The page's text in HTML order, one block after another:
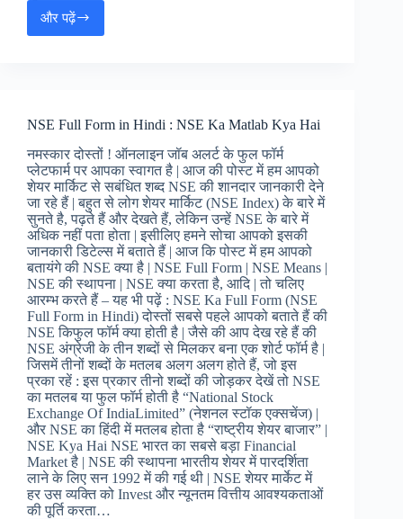
और पढ़ेंFHR
Form
Hindi
NSE Full Form in Hindi : NSE Ka Matlab Kya Hai
नमस्कार दोस्तों ! ऑनलाइन जॉब अलर्ट के फुल फॉर्म
प्लेटफार्म पर आपका स्वागत है | आज की पोस्ट में हम आपको
शेयर मार्किट से सबंधित शब्द NSE की शानदार जानकारी देने
जा रहे हैं | बहुत से लोग शेयर मार्किट (NSE Index) के बारे में
सुनते है, पढ़ते हैं और देखते हैं, लेकिन उन्हें NSE के बारे में
अधिक नहीं पता होता | इसीलिए हमने सोचा आपको इसकी
जानकारी डिटेल्स में बताते हैं | आज कि पोस्ट में हम आपको
बतायंगे की NSE क्या है | NSE Full Form | NSE Means |
NSE की स्थापना | NSE क्या करता है, आदि | तो चलिए
आरम्भ करते हैं – यह भी पढ़ें : NSE Ka Full Form (NSE
Full Form in Hindi) दोस्तों सबसे पहले आपको बताते हैं की
NSE किफुल फॉर्म क्या होती है | जैसे की आप देख रहे हैं की
NSE अंग्रेजी के तीन शब्दों से मिलकर बना एक शोर्ट फॉर्म है |
जिसमें तीनों शब्दों के मतलब अलग अलग होते हैं, जो इस
प्रका रहें : इस प्रकार तीनो शब्दों की जोड़कर देखें तो NSE
का मतलब या फुल फॉर्म होती है “National Stock
Exchange Of IndiaLimited” (नेशनल स्टॉक एक्सचेंज) |
और NSE का हिंदी में मतलब होता है “राष्ट्रीय शेयर बाजार” |
NSE Kya Hai NSE भारत का सबसे बड़ा Financial
Market है | NSE की स्थापना भारतीय शेयर में पारदर्शिता
लाने के लिए सन 1992 में की गई थी | NSE शेयर मार्केट में
हर उस व्यक्ति को Invest और न्यूनतम वित्तीय आवश्यकताओं
की पूर्ति करता…